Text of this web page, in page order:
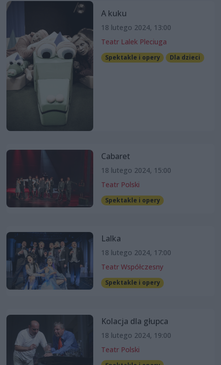
A kuku
18 lutego 2024, 13:00
Teatr Lalek Pleciuga
Spektakle i opery Dla dzieci
Cabaret
18 lutego 2024, 15:00
Teatr Polski
Spektakle i opery
Lalka
18 lutego 2024, 17:00
Teatr Współczesny
Spektakle i opery
Kolacja dla głupca
18 lutego 2024, 19:00
Teatr Polski